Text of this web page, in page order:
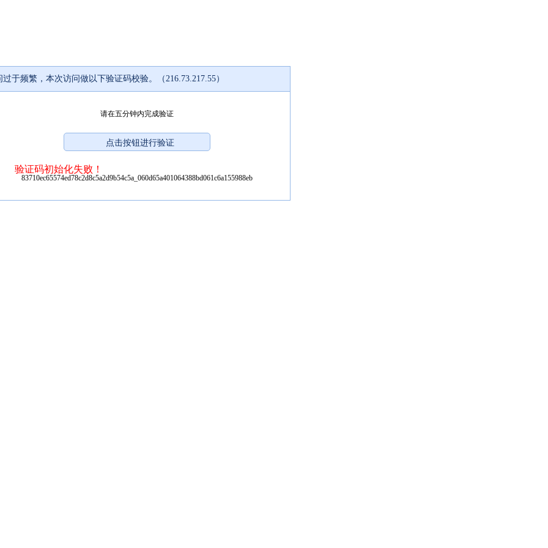
过于频繁，本次访问做以下验证码校验。（216.73.217.55）
请在五分钟内完成验证
验证码初始化失败！
83710ec65574ed78c2d8c5a2d9b54c5a_060d65a401064388bd061c6a155988eb